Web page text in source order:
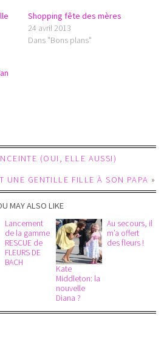
Shopping fête des mères
24 avril 2013
Dans "Bons plans"
(OUI, ELLE AUSSI)
UNE GENTILLE FILLE À SON PAPA »
MAY ALSO LIKE
Lancement
de la gamme
RESCUE de
FLEURS DE
BACH
Kate
Middleton: la
nouvelle
Diana ?
Au secours, il
m’a offert
des fleurs !